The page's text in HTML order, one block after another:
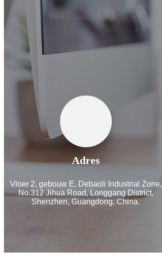
Adres
Vloer 2, gebouw E, Debaoli Industrial Zone,
No.312 Jihua Road, Longgang District,
Shenzhen, Guangdong, China.